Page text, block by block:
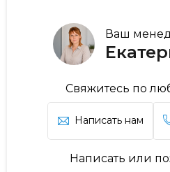
Ваш
Свяжитесь по
Написать нам
Написать или